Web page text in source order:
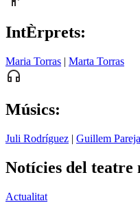
IntÈrprets:
Maria Torras | Marta Torras
Músics:
Juli Rodríguez | Guillem Pareja
Notícies del teatre
Actualitat